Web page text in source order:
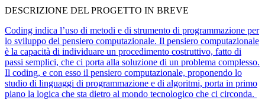
DESCRIZIONE DEL PROGETTO IN BREVE
Coding indica l’uso di metodi e di strumento di programmazione per
lo sviluppo del pensiero computazionale. Il pensiero computazionale
è la capacità di individuare un procedimento costruttivo, fatto di
passi semplici, che ci porta alla soluzione di un problema complesso.
Il coding, e con esso il pensiero computazionale, proponendo lo
studio di linguaggi di programmazione e di algoritmi, porta in primo
piano la logica che sta dietro al mondo tecnologico che ci circonda.